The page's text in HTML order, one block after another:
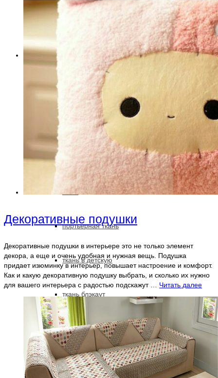
Ткань
новогодний декор
ткани для штор
ткань прованс
тюли
портьерная ткань
ткань в детскую
ткань блэкаут
для ресторана
декоративные подушки
Декоративные подушки
Декоративные подушки в интерьере это не только элемент
декора, а еще и очень удобная и нужная вещь. Подушка
придает изюминку в интерьер, повышает настроение и комфорт.
Как и какую декоративную подушку выбрать, и сколько их нужно
для вашего интерьера с радостью подскажут … Читать далее